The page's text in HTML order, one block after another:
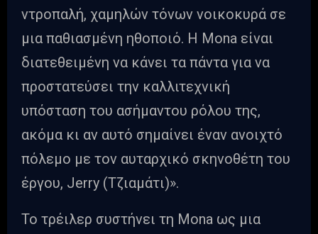
ντροπαλή, χαμηλών τόνων νοικοκυρά σε
μια παθιασμένη ηθοποιό. Η Μona είναι
διατεθειμένη να κάνει τα πάντα για να
προστατεύσει την καλλιτεχνική
υπόσταση του ασήμαντου ρόλου της,
ακόμα κι αν αυτό σημαίνει έναν ανοιχτό
πόλεμο με τον αυταρχικό σκηνοθέτη του
έργου, Jerry (Τζιαμάτι)».
Το τρέιλερ συστήνει τη Μona ως μια